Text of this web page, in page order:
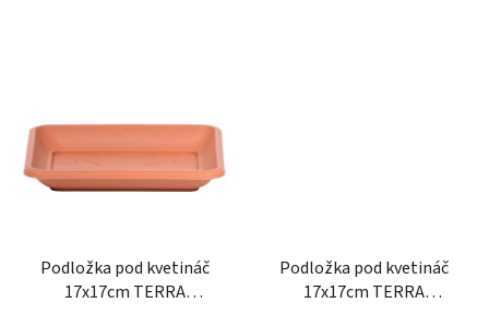
Podložka pod kvetináč
17x17cm TERRA
Podložka pod kvetináč
17x17cm TERRA